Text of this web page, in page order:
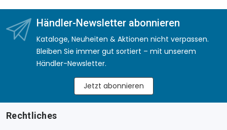
Händler-Newsletter abonnieren
Kataloge, Neuheiten & Aktionen nicht verpassen.
Bleiben Sie immer gut sortiert – mit unserem
Händler-Newsletter.
Jetzt abonnieren
Rechtliches